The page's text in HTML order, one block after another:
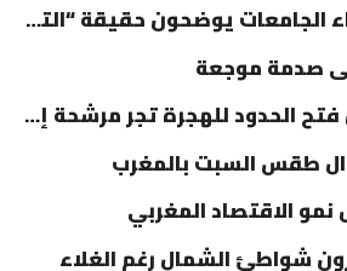
يوضحون حقيقة “التوقيت الميسر” ورسوم التسجيل
صدمة موجعة
الحدود للهجرة تجر مرشحة إلى القضاء
طقس السبت بالمغرب
الاقتصاد المغربي
شواطئ الشمال رغم الغلاء